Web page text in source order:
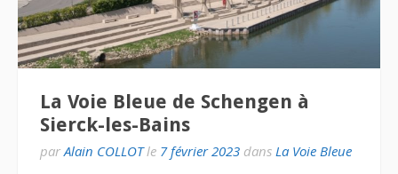
La Voie Bleue de Schengen à
Sierck-les-Bains
parAlain COLLOTle 7 février 2023 dans La Voie Bleue